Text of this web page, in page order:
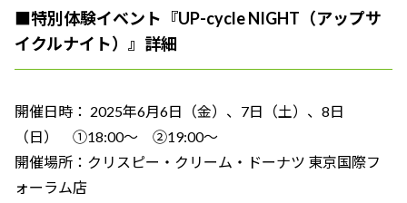
■特別体験イベント『UP-cycle NIGHT（アップサ
イクルナイト）』詳細
開催日時： 2025年6月6日（金）、7日（土）、8日
（日） ①18:00～ ②19:00～
開催場所：クリスピー・クリーム・ドーナツ 東京国際フ
ォーラム店